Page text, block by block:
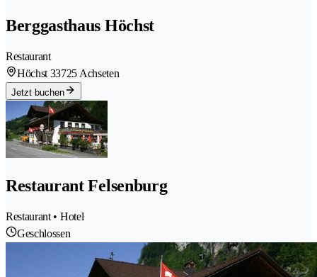
Berggasthaus Höchst
Restaurant
Höchst 33725 Achseten
Jetzt buchen
Restaurant Felsenburg
Restaurant • Hotel
Geschlossen